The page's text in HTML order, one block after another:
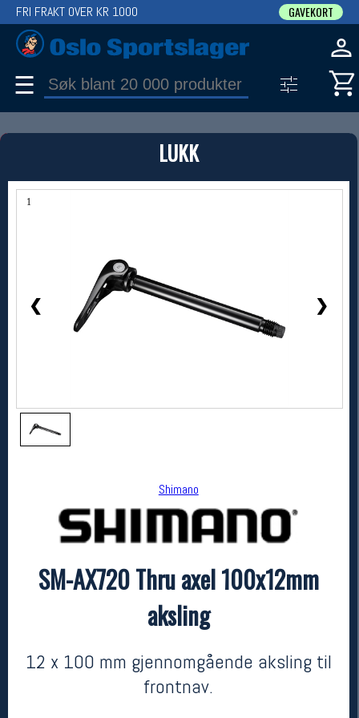
LUKK
1 / 1
❮ ❯
Shimano
SM-AX720 Thru axel 100x12mm
aksling
12 x 100 mm gjennomgående aksling til
frontnav.
FRI FRAKT OVER KR 1000 GAVEKORT
☰
PRODUKT
Produkter (1)
Bruk filter til å spisse søket
Shimano
SM-AX720 Thru axel 100x12mm aksling
kr 590